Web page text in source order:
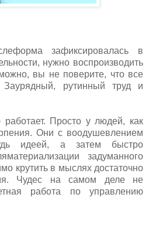
зафиксировалась в
нужно воспроизводить
вы не поверите, что все
Заурядный, рутинный труд и
работает. Просто у людей, как
Они с воодушевлением
идеей, а затем быстро
задуманного
крутить в мыслях достаточно
Чудес на самом деле не
работа по управлению